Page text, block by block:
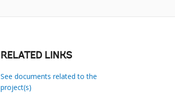
RELATED LINKS
See documents related to the
project(s)